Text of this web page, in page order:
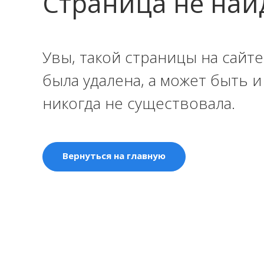
Увы, такой страницы на
была удалена, а может быть
никогда не существовала.
Вернуться на главную